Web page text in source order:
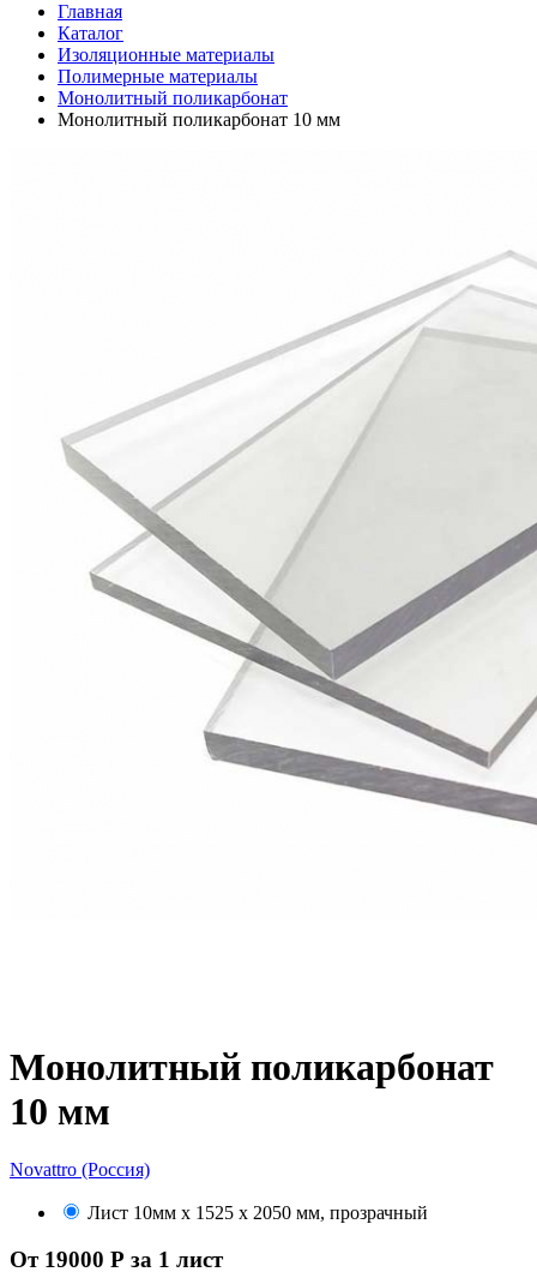
Главная
Каталог
Изоляционные материалы
Полимерные материалы
Монолитный поликарбонат
Монолитный поликарбонат 10 мм
Монолитный поликарбонат
10 мм
Novattro (Россия)
Лист 10мм х 1525 х 2050 мм, прозрачный
От 19000 Р за 1 лист